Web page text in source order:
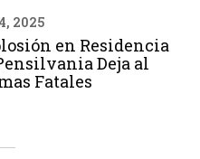
2025
en Residencia
Deja al
Fatales